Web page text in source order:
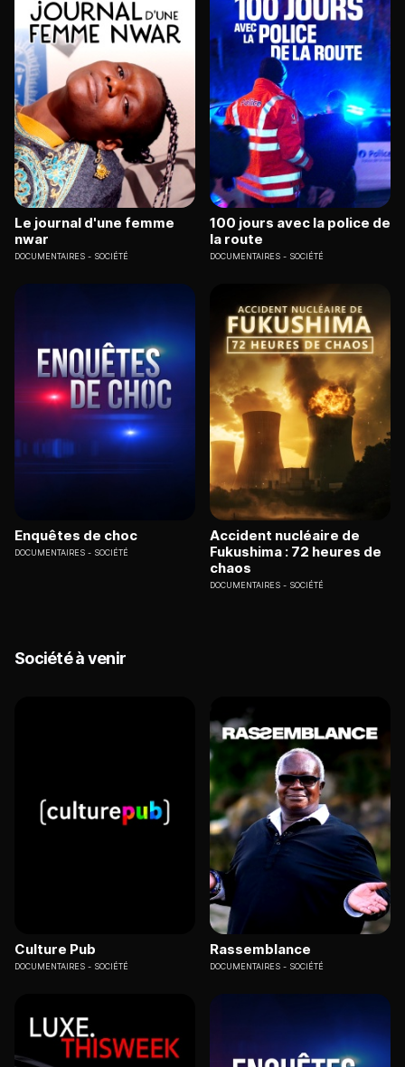
Le journal d'une femme
nwar
DOCUMENTAIRES SOCIÉTÉ
100 jours avec la police de
la route
DOCUMENTAIRES SOCIÉTÉ
Enquêtes de choc
DOCUMENTAIRES SOCIÉTÉ
Accident nucléaire de
Fukushima : 72 heures de
chaos
DOCUMENTAIRES SOCIÉTÉ
Société à venir
Culture Pub
DOCUMENTAIRES SOCIÉTÉ
Rassemblance
DOCUMENTAIRES SOCIÉTÉ